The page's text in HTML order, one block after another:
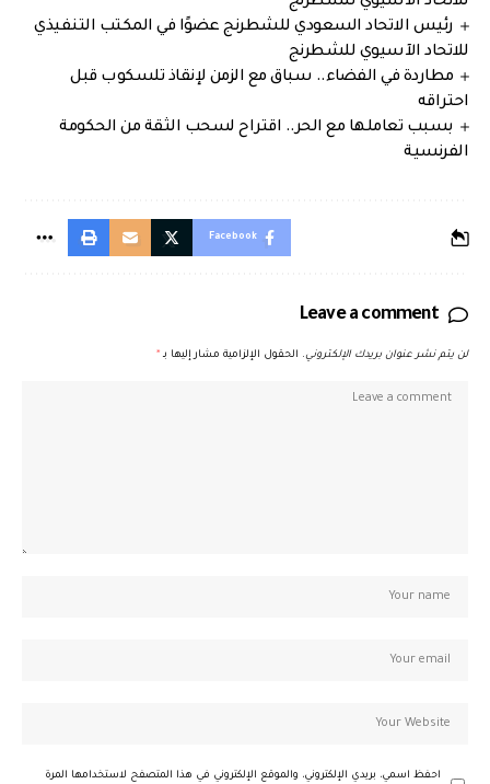
رئيس الاتحاد السعودي للشطرنج عضوًا في المكتب التنفيذي
للاتحاد الآسيوي للشطرنج
مطاردة في الفضاء.. سباق مع الزمن لإنقاذ تلسكوب قبل
احتراقه
بسبب تعاملها مع الحر.. اقتراح لسحب الثقة من الحكومة
الفرنسية
Facebook
Leave a comment
لن يتم نشر عنوان بريدك الإلكتروني. الحقول الإلزامية مشار إليها بـ *
احفظ اسمي، بريدي الإلكتروني، والموقع الإلكتروني في هذا المتصفح لاستخدامها المرة